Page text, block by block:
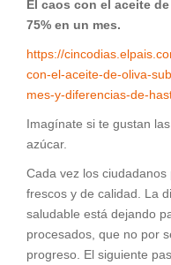
El caos con el aceite
75% en un mes.
https://
con-el-aceite-de-oliva-
mes-y-diferencias-de-
Imagínate si te gustan
azúcar.
Cada vez los
frescos y de calidad. La
saludable está dejando
procesados, que no por
progreso. El siguiente